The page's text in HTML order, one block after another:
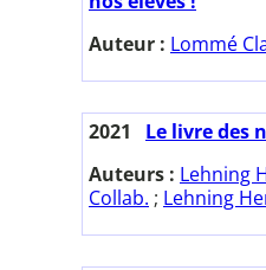
Auteur : Lommé
2021
Le livre des
Auteurs : Lehning
Collab. ; Lehning